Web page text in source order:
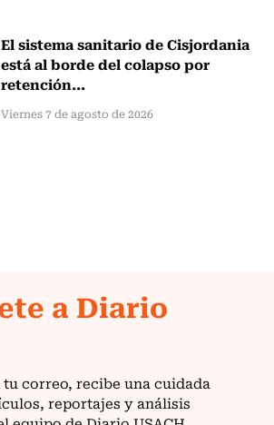
El sistema sanitario de Cisjordania
está al borde del colapso por
retención...
Viernes 7 de agosto de 2026